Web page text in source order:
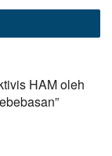
HAM oleh